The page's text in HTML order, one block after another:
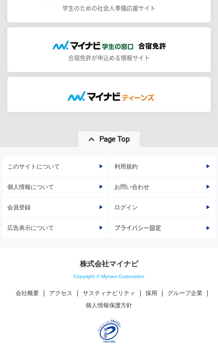
学生のための社会人準備応援サイト
合宿免許が申込める情報サイト
Page Top
このサイトについて 利用規約
個人情報について お問い合わせ
会員登録 ログイン
広告表示について プライバシー設定
株式会社マイナビ
Copyright © Mynavi Corporation
会社概要 アクセス サスティナビリティ 採用
グループ企業
個人情報保護方針